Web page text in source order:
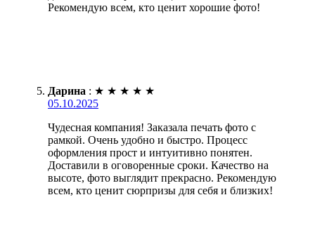
Рекомендую всем, кто ценит хорошие фото!
Дарина : ★ ★ ★ ★ ★
05.10.2025
Чудесная компания! Заказала печать фото с
рамкой. Очень удобно и быстро. Процесс
оформления прост и интуитивно понятен.
Доставили в оговоренные сроки. Качество на
высоте, фото выглядит прекрасно. Рекомендую
всем, кто ценит сюрпризы для себя и близких!